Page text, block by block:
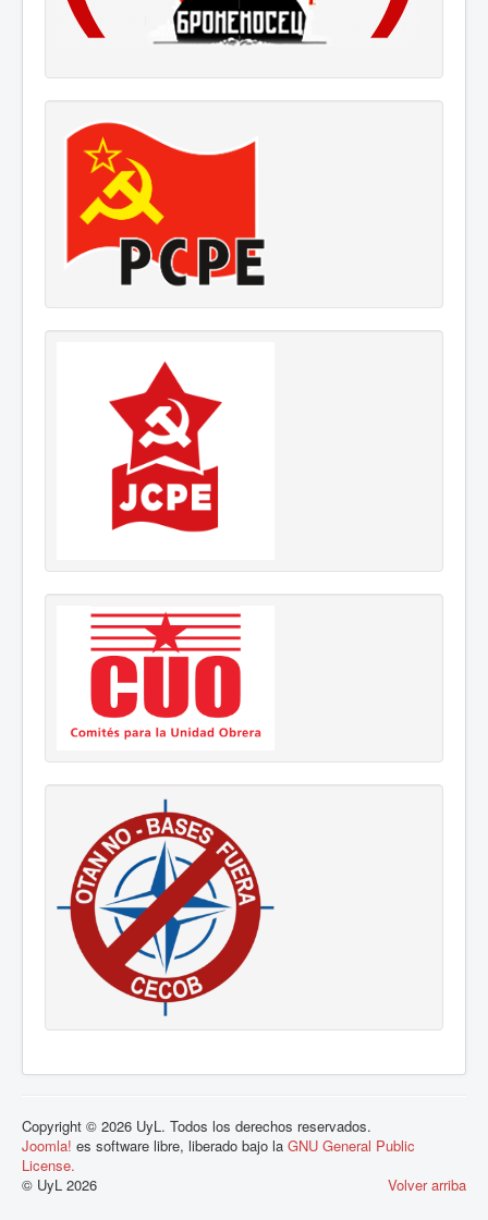
Copyright © 2026 UyL. Todos los derechos reservados.
Joomla! es software libre, liberado bajo la GNU General Public
License.
Volver arriba
© UyL 2026